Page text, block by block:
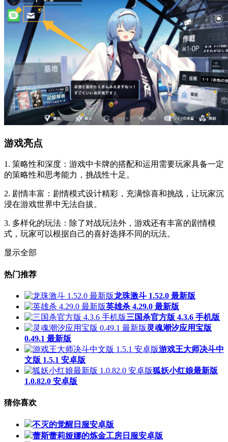
游戏亮点
1. 策略性和深度：游戏中卡牌的搭配和运用需要玩家具备一定
的策略性和思考能力，挑战性十足。
2. 剧情丰富：剧情模式设计精彩，充满惊喜和挑战，让玩家沉
浸在游戏世界中无法自拔。
3. 多样化的玩法：除了对战玩法外，游戏还有丰富的剧情模
式，玩家可以根据自己的喜好选择不同的玩法。
显示全部
热门推荐
龙珠激斗 1.52.0 最新版
英雄杀 4.29.0 最新版
三国杀官方版 4.3.6 手机版
灵魂潮汐应用宝版
0.49.1 最新版
游戏王大师决斗中
文版 1.5.1 安卓版
狐妖小红娘最新版
1.0.82.0 安卓版
猜你喜欢
不灭的觉醒日服安卓版
蕾斯蕾莉娅娜的炼金工房日服安卓版